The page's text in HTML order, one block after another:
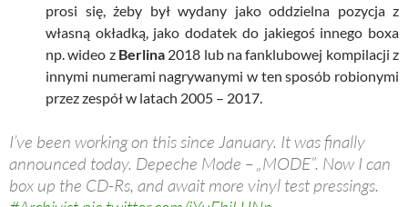
prosi się, żeby był wydany jako oddzielna pozycja z
własną okładką, jako dodatek do jakiegoś innego boxa
np. wideo z Berlina 2018 lub na fanklubowej kompilacji z
innymi numerami nagrywanymi w ten sposób robionymi
przez zespół w latach 2005 – 2017.
I’ve been working on this since January. It was finally
announced today. Depeche Mode – „MODE”. Now I can
box up the CD-Rs, and await more vinyl test pressings.